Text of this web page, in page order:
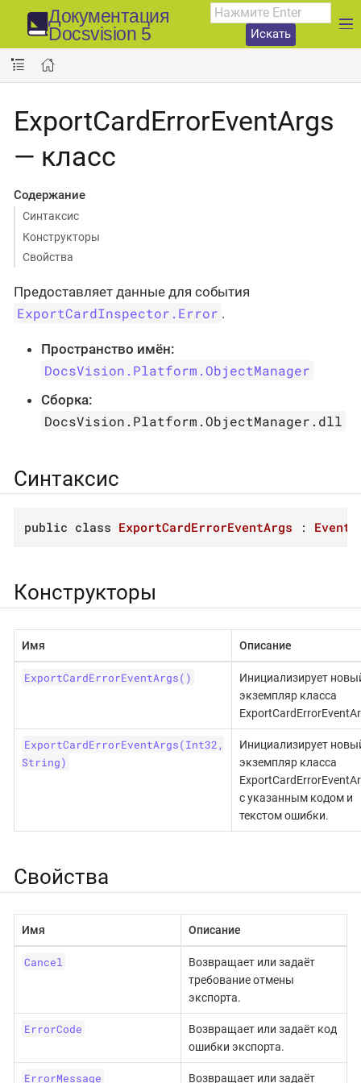
Документация
Docsvision 5
Искать
ExportCardErrorEventArgs
— класс
Содержание
Синтаксис
Конструкторы
Свойства
Предоставляет данные для события
ExportCardInspector.Error .
Пространство имён:
DocsVision.Platform.ObjectManager
Сборка:
DocsVision.Platform.ObjectManager.dll
Синтаксис
public class ExportCardErrorEventArgs :
Конструкторы
Имя Описание
ExportCardErrorEventArgs()
Инициализирует
экземпляр класса
ExportCardErrorEventArgs(Int32,
String)
Инициализирует
экземпляр класса
с указанным кодом и
текстом ошибки.
Свойства
Имя Описание
Cancel
Возвращает или задаёт
требование отмены
экспорта.
ErrorCode
Возвращает или задаёт код
ошибки экспорта.
ErrorMessage Возвращает или задаёт